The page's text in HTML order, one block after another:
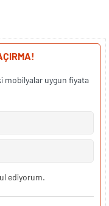
mobilyalar uygun fiyata
ediyorum.